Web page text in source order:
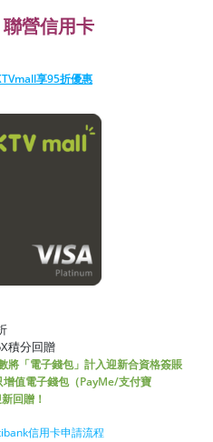
營信用卡
享95折優惠
積分回贈
「電子錢包」計入迎新合資格簽賬
值電子錢包（PayMe/支付寶
回贈！
信用卡申請流程